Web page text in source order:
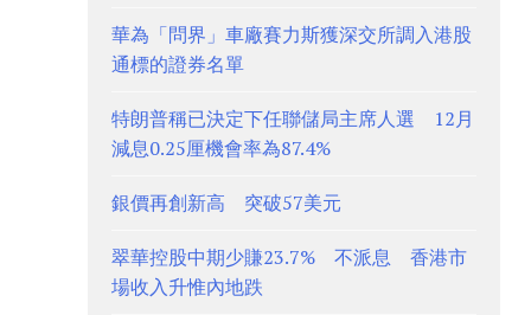
華為「問界」車廠賽力斯獲深交所調入港股
通標的證券名單
特朗普稱已決定下任聯儲局主席人選 12月
減息0.25厘機會率為87.4%
銀價再創新高 突破57美元
翠華控股中期少賺23.7% 不派息 香港市
場收入升惟內地跌